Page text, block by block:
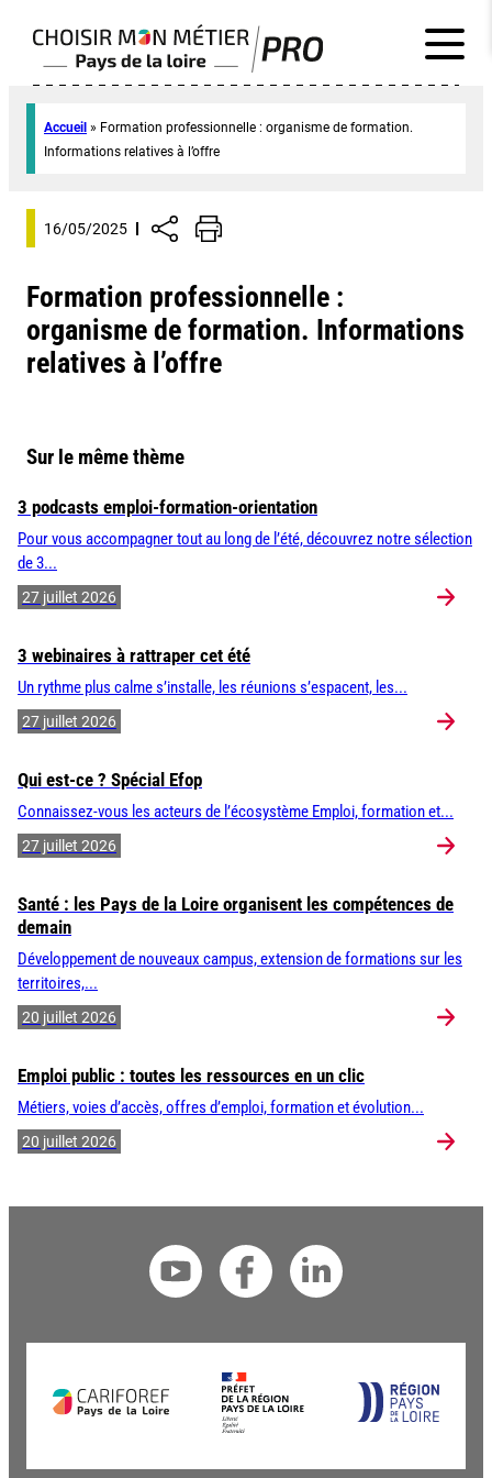
Accueil » Formation professionnelle : organisme de formation.
Informations relatives à l’offre
16/05/2025
Formation professionnelle :
organisme de formation. Informations
relatives à l’offre
Sur le même thème
3 podcasts emploi-formation-orientation
Pour vous accompagner tout au long de l’été, découvrez notre sélection
de 3...
27 juillet 2026
3 webinaires à rattraper cet été
Un rythme plus calme s’installe, les réunions s’espacent, les...
27 juillet 2026
Qui est-ce ? Spécial Efop
Connaissez-vous les acteurs de l’écosystème Emploi, formation et...
27 juillet 2026
Santé : les Pays de la Loire organisent les compétences de
demain
Développement de nouveaux campus, extension de formations sur les
territoires,...
20 juillet 2026
Emploi public : toutes les ressources en un clic
Métiers, voies d’accès, offres d’emploi, formation et évolution...
20 juillet 2026